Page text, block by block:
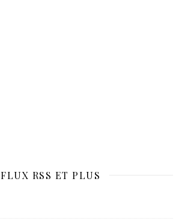
FLUX RSS ET PLUS